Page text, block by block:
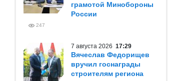
грамотой Минобороны
России
247
7 августа 2026 17:29
Вячеслав Федорищев
вручил госнаграды
строителям региона